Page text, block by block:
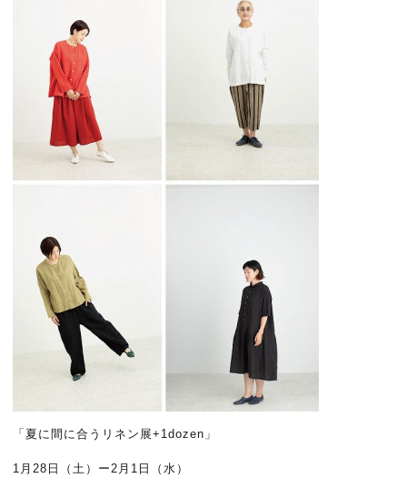
「夏に間に合うリネン展+1dozen」
1月28日（土）ー2月1日（水）